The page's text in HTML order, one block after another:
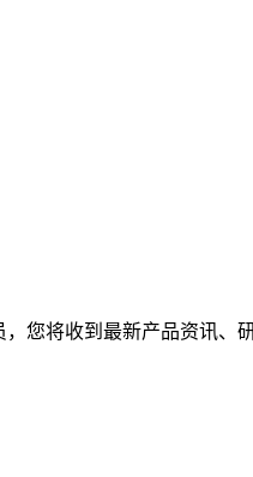
您将收到最新产品资讯、